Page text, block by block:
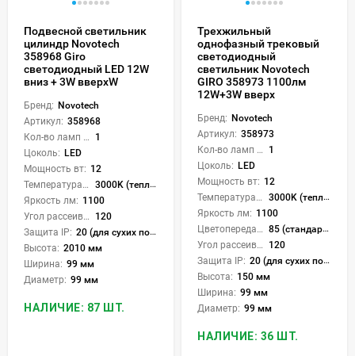
Подвесной светильник
цилиндр Novotech
358968 Giro
светодиодный LED 12W
вниз + 3W вверхW
Бренд: Novotech
Артикул: 358968
Кол-во ламп или LED:
1
Цоколь: LED
Мощность вт: 12
Температура света:
3000K (теплый), 4000K (нейтральный), 6000K (холодный), CCT механическое переключение
Яркость лм: 1100
Угол рассеивания света °:
120
Защита IP: 20 (для сухих пом.)
Высота: 2010 мм
Ширина: 99 мм
Диаметр: 99 мм
НАЛИЧИЕ: 87 ШТ.
Трехжильный
однофазный трековый
светодиодный
светильник Novotech
GIRO 358973 1100лм
12W+3W вверх
Бренд: Novotech
Артикул: 358973
Кол-во ламп или LED:
1
Цоколь: LED
Мощность вт: 12
Температура света:
3000K (теплый), 4000K (нейтральный), 6000K (холодный), CCT механическое переключение
Яркость лм: 1100
Цветопередача (CRI): 85 (стандартная)
Угол рассеивания света °:
120
Защита IP: 20 (для сухих пом.)
Высота: 150 мм
Ширина: 99 мм
Диаметр: 99 мм
НАЛИЧИЕ: 36 ШТ.